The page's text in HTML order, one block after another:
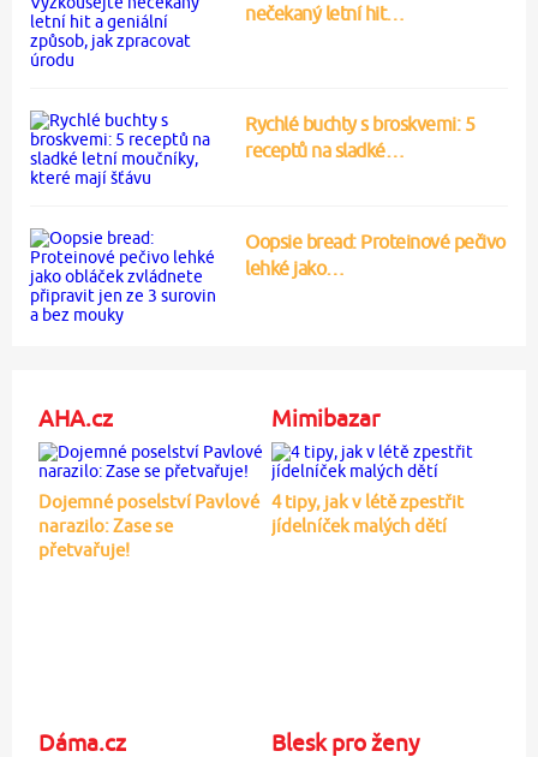
nečekaný letní hit…
Rychlé buchty s broskvemi: 5
receptů na sladké…
Oopsie bread: Proteinové pečivo
lehké jako…
AHA.cz
Dojemné poselství Pavlové
narazilo: Zase se
přetvařuje!
Mimibazar
4 tipy, jak v létě zpestřit
jídelníček malých dětí
Dáma.cz Blesk pro ženy